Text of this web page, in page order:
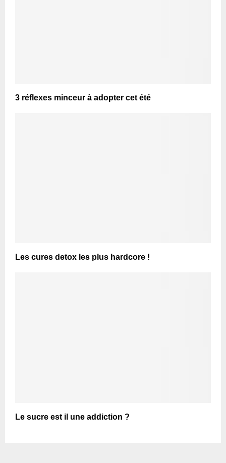
3 réflexes minceur à adopter cet été
Les cures detox les plus hardcore !
Le sucre est il une addiction ?